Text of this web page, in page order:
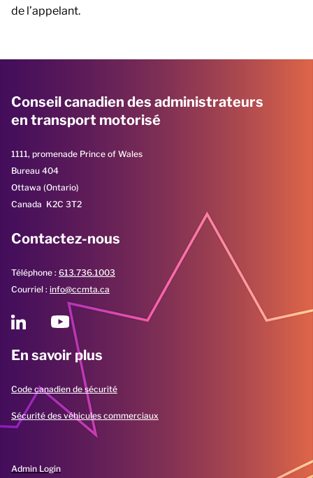
de l’appelant.
Conseil canadien des administrateurs
en transport motorisé
1111, promenade Prince of Wales
Bureau 404
Ottawa (Ontario)
Canada K2C 3T2
Contactez-nous
Téléphone : 613.736.1003
Courriel : info@ccmta.ca
En savoir plus
Code canadien de sécurité
Sécurité des véhicules commerciaux
Admin Login